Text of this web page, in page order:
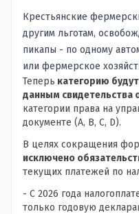
Крестьянские
другим льготам,
пикапы - по одному
или фермерское
Теперь категорию
данным свидетельства
категории права на
документе (A, B, C, D).
В целях сокращения
исключено
текущих платежей по
- С 2026 года
только годовую